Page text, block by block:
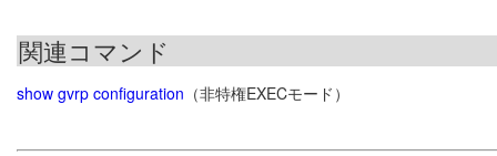
関連コマンド
show gvrp configuration （非特権EXECモード）